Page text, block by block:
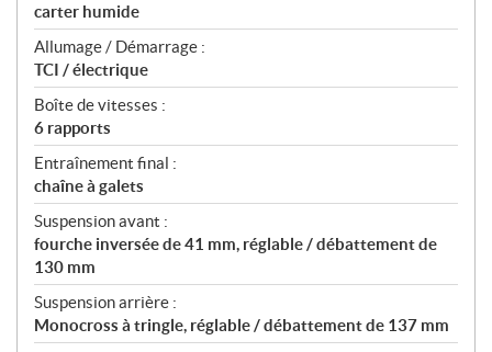
carter humide
Allumage / Démarrage :
TCI / électrique
Boîte de vitesses :
6 rapports
Entraînement final :
chaîne à galets
Suspension avant :
fourche inversée de 41 mm, réglable / débattement de
130 mm
Suspension arrière :
Monocross à tringle, réglable / débattement de 137 mm